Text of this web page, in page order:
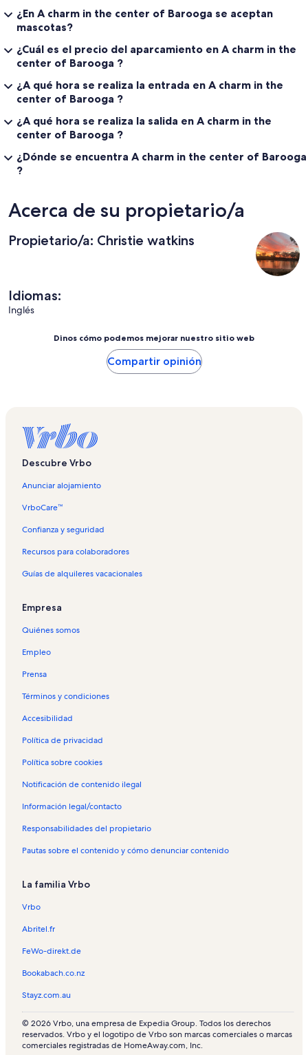
¿En A charm in the center of Barooga se aceptan
mascotas?
¿Cuál es el precio del aparcamiento en A charm in the
center of Barooga ?
¿A qué hora se realiza la entrada en A charm in the
center of Barooga ?
¿A qué hora se realiza la salida en A charm in the
center of Barooga ?
¿Dónde se encuentra A charm in the center of Barooga
?
Acerca de su propietario/a
Propietario/a: Christie watkins
Idiomas:
Inglés
Dinos cómo podemos mejorar nuestro sitio web
Compartir opinión
Descubre Vrbo
Anunciar alojamiento
VrboCare™
Confianza y seguridad
Recursos para colaboradores
Guías de alquileres vacacionales
Empresa
Quiénes somos
Empleo
Prensa
Términos y condiciones
Accesibilidad
Política de privacidad
Política sobre cookies
Notificación de contenido ilegal
Información legal/contacto
Responsabilidades del propietario
Pautas sobre el contenido y cómo denunciar contenido
La familia Vrbo
Vrbo
Abritel.fr
FeWo-direkt.de
Bookabach.co.nz
Stayz.com.au
© 2026 Vrbo, una empresa de Expedia Group. Todos los derechos
reservados. Vrbo y el logotipo de Vrbo son marcas comerciales o marcas
comerciales registradas de HomeAway.com, Inc.